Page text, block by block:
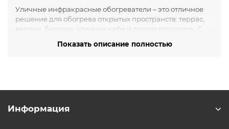
Уличные инфракрасные обогреватели – это отличное
решение для обогрева открытых пространств: террас,
веранд, беседок, уличных кафе и других площадок. С
проводить время на свежем воздухе даже поздней
Комфорт в любую погоду: прибор позволяет
летней площадки, обеспечивая уютное тепло при
Показать описание полностью
Информация